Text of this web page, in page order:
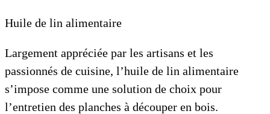
Huile de lin alimentaire
Largement appréciée par les artisans et les
passionnés de cuisine, l’huile de lin alimentaire
s’impose comme une solution de choix pour
l’entretien des planches à découper en bois.